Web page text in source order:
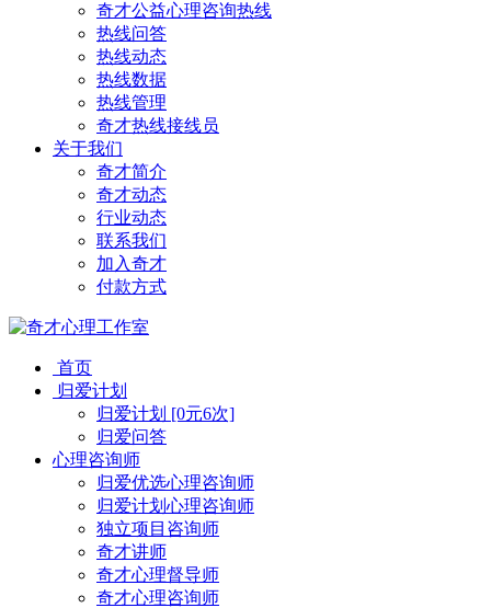
奇才公益心理咨询热线
热线问答
热线动态
热线数据
热线管理
奇才热线接线员
关于我们
奇才简介
奇才动态
行业动态
联系我们
加入奇才
付款方式
首页
归爱计划
归爱计划 [0元6次]
归爱问答
心理咨询师
归爱优选心理咨询师
归爱计划心理咨询师
独立项目咨询师
奇才讲师
奇才心理督导师
奇才心理咨询师